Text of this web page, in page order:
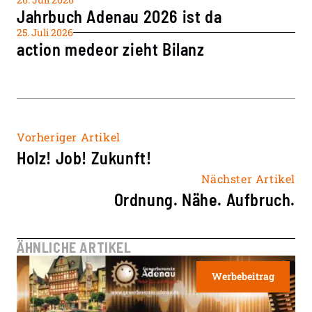
Jahrbuch Adenau 2026 ist da
25. Juli 2026
action medeor zieht Bilanz
Vorheriger Artikel
Holz! Job! Zukunft!
Nächster Artikel
Ordnung. Nähe. Aufbruch.
ÄHNLICHE ARTIKEL
Werbebeitrag